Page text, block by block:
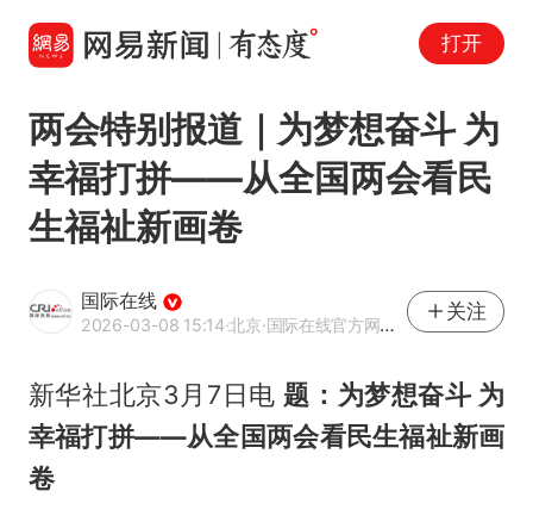
打开
两会特别报道｜为梦想奋斗 为
幸福打拼——从全国两会看民
生福祉新画卷
国际在线
2026-03-08 15:14·北京·国际在线官方网易号
关注
新华社北京3月7日电 题：为梦想奋斗 为
幸福打拼——从全国两会看民生福祉新画
卷